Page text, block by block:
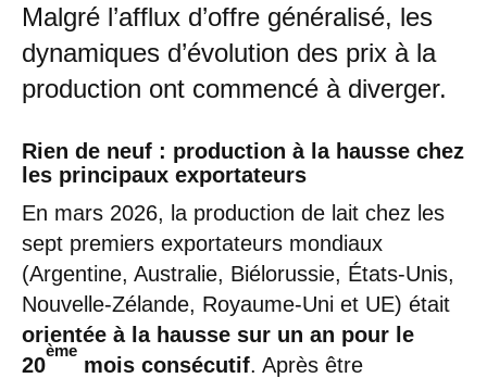
Malgré l’afflux d’offre généralisé, les
dynamiques d’évolution des prix à la
production ont commencé à diverger.
Rien de neuf : production à la hausse chez
les principaux exportateurs
En mars 2026, la production de lait chez les
sept premiers exportateurs mondiaux
(Argentine, Australie, Biélorussie, États-Unis,
Nouvelle-Zélande, Royaume-Uni et UE) était
orientée à la hausse sur un an pour le
20
ème
mois consécutif. Après être